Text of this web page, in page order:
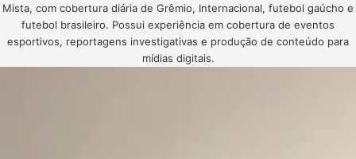
Mista, com cobertura diária de Grêmio, Internacional, futebol gaúcho e
futebol brasileiro. Possui experiência em cobertura de eventos
esportivos, reportagens investigativas e produção de conteúdo para
mídias digitais.